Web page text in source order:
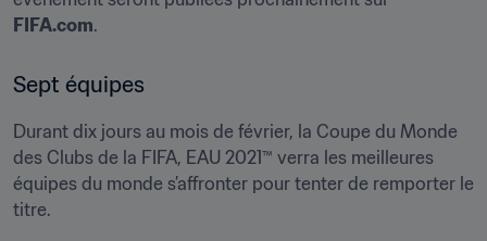
FIFA.com.
Sept équipes
Durant dix jours au mois de février, la Coupe du Monde
des Clubs de la FIFA, EAU 2021™ verra les meilleures
équipes du monde s’affronter pour tenter de remporter le
titre.